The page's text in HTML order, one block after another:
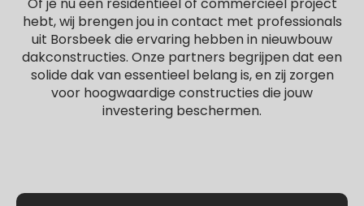
hebt, wij brengen jou in contact met professionals
uit Borsbeek die ervaring hebben in nieuwbouw
dakconstructies. Onze partners begrijpen dat een
solide dak van essentieel belang is, en zij zorgen
voor hoogwaardige constructies die jouw
investering beschermen.